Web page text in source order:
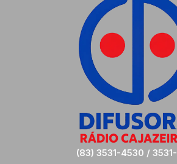
(83) 3531-4530 /